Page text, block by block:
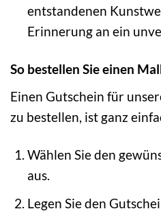
entstandenen
Erinnerung an ein
So bestellen Sie einen
Einen Gutschein für
zu bestellen, ist ganz
Wählen Sie den
aus.
Legen Sie den